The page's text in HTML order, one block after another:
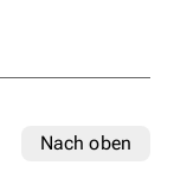
Nach oben